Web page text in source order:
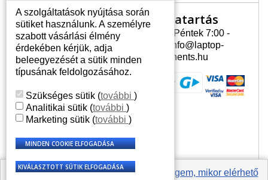
Értesíts engem, mikor elérhető
jótállás egész ideje alatt a pixelek
hibásodása nélkül, teljesítik az
A+ minőségi kategória igényes
feltételeit.
HOGYAN TUDJA MEGÁLLAPÍTANI
MILYEN KIJELZŐ SZÜKSÉGES A
A kijelzőt a laptop modeljle alapján lehet
kikeresni, amely megjelölés megtalálható
a laptop alulsó részén található címkén
ábrázolva van egy keretben vagy a
billentyűzetnél a vázon is. Abban az
esetben, amennyiben a sérült vagy
Az Ön számlája
Az Ön számlája
Személyes információk
Címek
Nyitvatartás
Hétfõ - Péntek 7:00 -
15:30 info@laptop-
components.hu
A szolgáltatások nyújtása során
sütiket használunk. A személyre
szabott vásárlási élmény
érdekében kérjük, adja
beleegyezését a sütik minden
típusának feldolgozásához.
Szükséges sütik (további )
Analitikai sütik (további )
Marketing sütik (további )